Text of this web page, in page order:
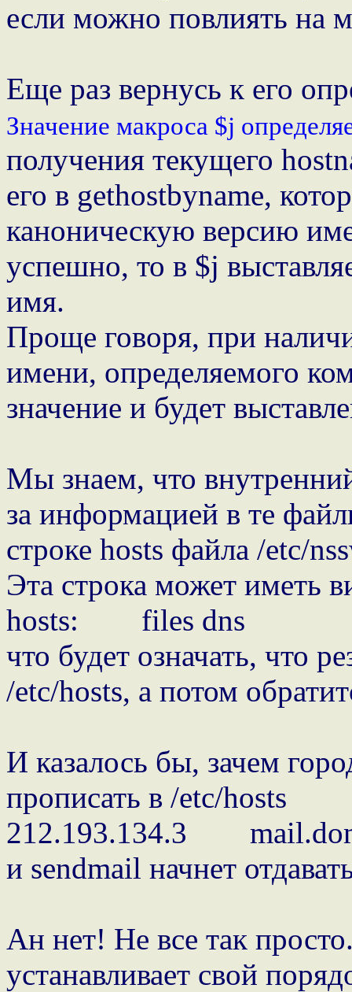
если можно повлиять на
Еще раз вернусь к его
Значение макроса $j
получения текущего
его в gethostbyname,
каноническую версию
успешно, то в $j
имя.
Проще говоря, при
имени, определяемого
значение и будет
Мы знаем, что
за информацией в те
строке hosts файла /etc/
Эта строка может иметь
hosts: files dns
что будет означать, что
/etc/hosts, а потом
И казалось бы, зачем
прописать в /etc/hosts
212.193.134.3
и sendmail начнет
Ан нет! Не все так
устанавливает свой